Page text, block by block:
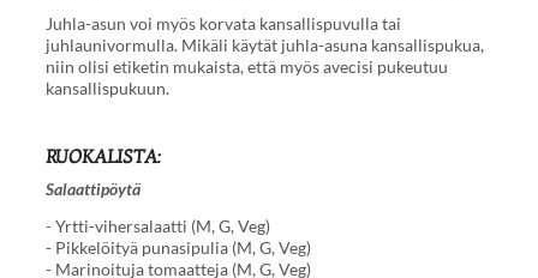
Juhla-asun voi myös korvata kansallispuvulla tai
juhlaunivormulla. Mikäli käytät juhla-asuna kansallispukua,
niin olisi etiketin mukaista, että myös avecisi pukeutuu
kansallispukuun.
RUOKALISTA:
Salaattipöytä
- Yrtti-vihersalaatti (M, G, Veg)
- Pikkelöityä punasipulia (M, G, Veg)
- Marinoituja tomaatteja (M, G, Veg)